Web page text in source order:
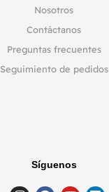
Nosotros
Contáctanos
Preguntas frecuentes
Seguimiento de pedidos
Síguenos